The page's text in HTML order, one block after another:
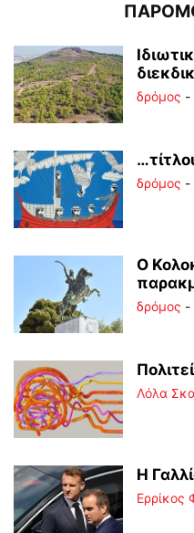
δρόμος -
δρόμος -
Ο
δρόμος -
Λόλα
Η
Ερρίκος